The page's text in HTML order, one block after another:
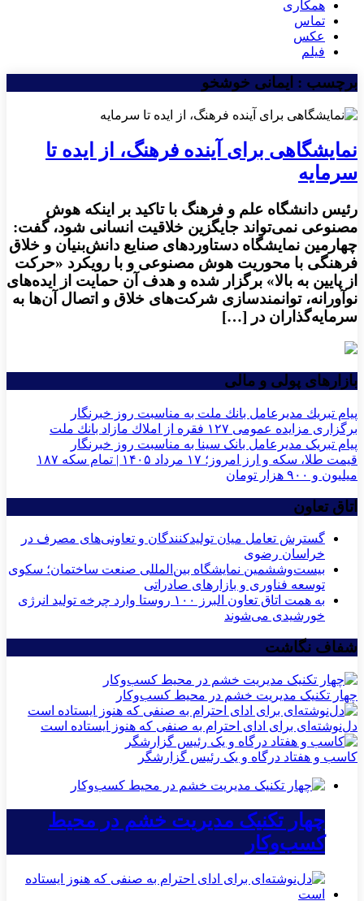
همکاری
تماس
عکس
فیلم
برچسب : ایمانی‌ خوشخو
نمایشگاهی برای آینده فرهنگ، از ایده تا
سرمایه
رئیس دانشگاه علم و فرهنگ با تاکید بر اینکه هوش
مصنوعی نمی‌تواند جایگزین خلاقیت انسانی شود، گفت:
چهارمین نمایشگاه دستاوردهای صنایع دانش‌بنیان و خلاق
فرهنگی با محوریت هوش مصنوعی و با رویکرد «حرکت
از پایین به بالا» برگزار شده و هدف آن حمایت از ایده‌های
نوآورانه، توانمندسازی شرکت‌های خلاق و اتصال آن‌ها به
سرمایه‌گذاران در […]
بازارهای پولی و مالی
پیام تبریك مدیرعامل بانك ملت به مناسبت روز خبرنگار
برگزاری مزایده عمومی ۱۲۷ فقره از املاك مازاد بانك ملت
پیام تبریک مدیرعامل بانک سینا به مناسبت روز خبرنگار
قیمت طلا، سکه و ارز امروز؛ ۱۷ مرداد ۱۴۰۵ | تمام سکه ۱۸۷
میلیون و ۹۰۰ هزار تومان
اتاق تعاون
گسترش تعامل میان تولیدکنندگان و تعاونی‌های مصرف در
خراسان رضوی
بیست‌وششمین نمایشگاه بین‌المللی صنعت ساختمان؛ سکوی
توسعه فناوری و بازارهای صادراتی
به همت اتاق تعاون البرز ۱۰۰ روستا وارد چرخه تولید انرژی
خورشیدی می‌شوند
شفاف نگاشت
چهار تکنیک مدیریت خشم در محیط کسب‌وکار
دل‌نوشته‌ای برای ادای احترام به صنفی که هنوز ایستاده است
کاسب و هفتاد درگاه و یک رئیس گزارشگر
چهار تکنیک مدیریت خشم در محیط
کسب‌وکار